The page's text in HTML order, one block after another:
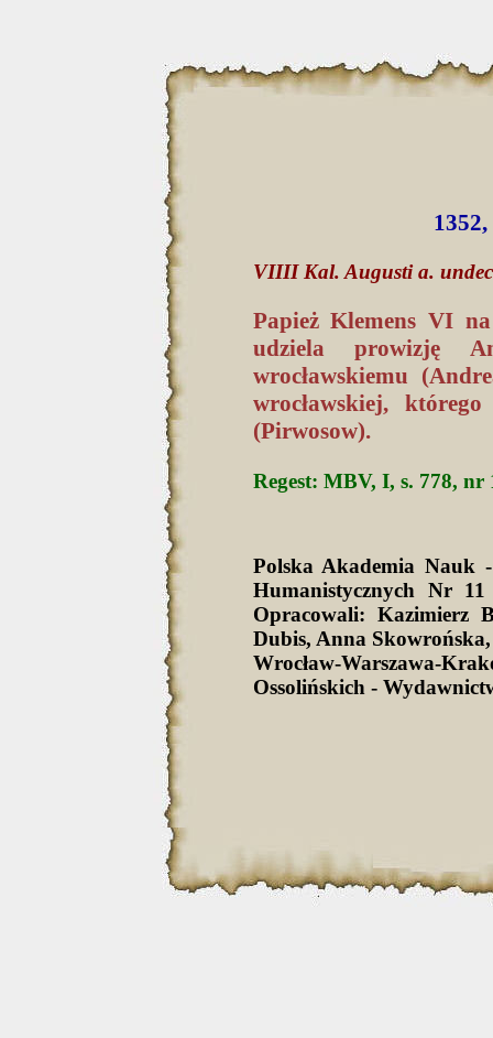
VIIII Kal. Augusti a.
Papież Klemens VI na
udziela prowizję
wrocławskiemu
wrocławskiej,
(Pirwosow).
Regest: MBV, I, s. 778, nr
Polska Akademia Nauk
Humanistycznych Nr
Opracowali: Kazimierz
Dubis, Anna
Wrocław-Warszawa-
Ossolińskich -